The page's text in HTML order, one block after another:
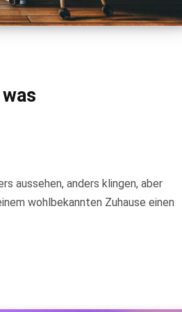
aussehen, anders klingen, aber
wohlbekannten Zuhause einen